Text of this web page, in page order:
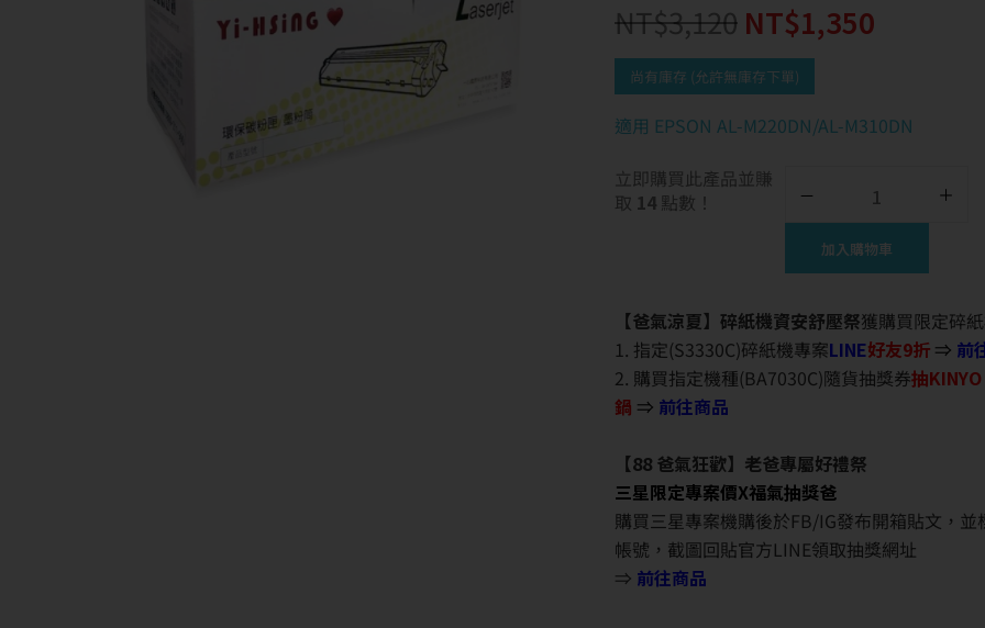
NT$3,120 NT$1,350
尚有庫存 (允許無庫存下單)
適用 EPSON AL-M220DN/AL-M310DN
立即購買此產品並賺
取 14點數！
加入購物車
【爸氣涼夏】碎紙機資安舒壓祭獲購買限定碎
1. 指定(S3330C)碎紙機專案LINE好友9折 ⇒ 前
2. 購買指定機種(BA7030C)隨貨抽獎券抽
鍋 ⇒ 前往商品
【88 爸氣狂歡】老爸專屬好禮祭
三星限定專案價X福氣抽獎爸
購買三星專案機購後於FB/IG發布開箱貼文，並
帳號，截圖回貼官方LINE領取抽獎網址
⇒ 前往商品